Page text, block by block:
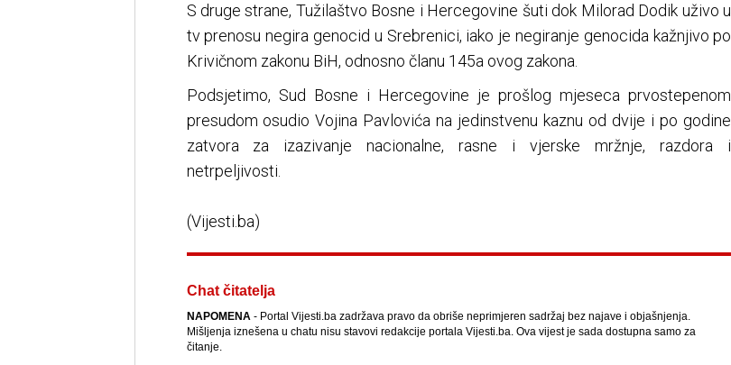
S druge strane, Tužilaštvo Bosne i Hercegovine šuti dok Milorad Dodik uživo u
tv prenosu negira genocid u Srebrenici, iako je negiranje genocida kažnjivo po
Krivičnom zakonu BiH, odnosno članu 145a ovog zakona.
Podsjetimo, Sud Bosne i Hercegovine je prošlog mjeseca prvostepenom
presudom osudio Vojina Pavlovića na jedinstvenu kaznu od dvije i po godine
zatvora za izazivanje nacionalne, rasne i vjerske mržnje, razdora i
netrpeljivosti.
(Vijesti.ba)
Chat čitatelja
NAPOMENA- Portal Vijesti.ba zadržava pravo da obriše neprimjeren sadržaj bez najave i objašnjenja.
Mišljenja iznešena u chatu nisu stavovi redakcije portala Vijesti.ba. Ova vijest je sada dostupna samo za
čitanje.